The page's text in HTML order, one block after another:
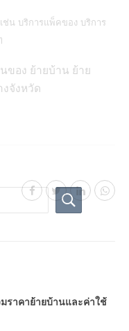
ช่น บริการแพ็คของ บริการ
ของ ย้ายบ้าน ย้าย
งจังหวัด
มราคาย้ายบ้านและค่าใช้